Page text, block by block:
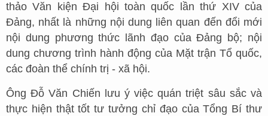
thảo Văn kiện Đại hội toàn quốc lần thứ XIV của
Đảng, nhất là những nội dung liên quan đến đổi mới
nội dung phương thức lãnh đạo của Đảng bộ; nội
dung chương trình hành động của Mặt trận Tổ quốc,
các đoàn thể chính trị - xã hội.
Ông Đỗ Văn Chiến lưu ý việc quán triệt sâu sắc và
thực hiện thật tốt tư tưởng chỉ đạo của Tổng Bí thư